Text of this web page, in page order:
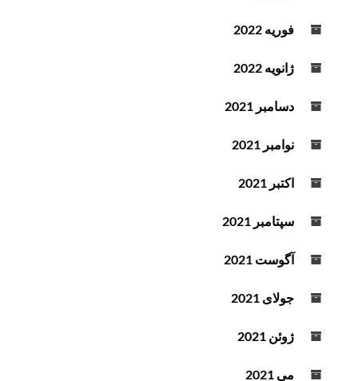
فوریه 2022
ژانویه 2022
دسامبر 2021
نوامبر 2021
اکتبر 2021
سپتامبر 2021
آگوست 2021
جولای 2021
ژوئن 2021
می 2021